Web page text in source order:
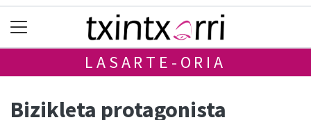
LASARTE-ORIA
Bizikleta protagonista